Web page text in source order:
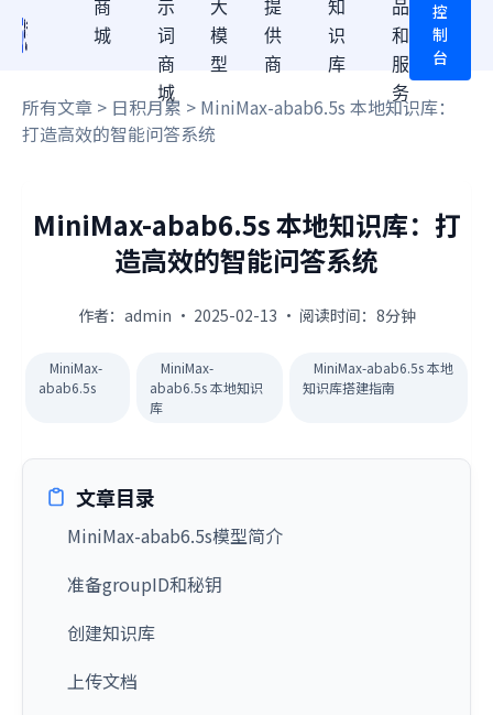
商
城
示
词
商
城
大
模
型
提
供
商
知
识
库
品
和
服
务
控
制
台
所有文章 > 日积月累 > MiniMax-abab6.5s 本地知识库：
打造高效的智能问答系统
MiniMax-abab6.5s 本地知识库：打
造高效的智能问答系统
作者：admin · 2025-02-13 · 阅读时间：8分钟
MiniMax-
abab6.5s
MiniMax-
abab6.5s 本地知识
库
MiniMax-abab6.5s 本地
知识库搭建指南
文章目录
MiniMax-abab6.5s模型简介
准备groupID和秘钥
创建知识库
上传文档